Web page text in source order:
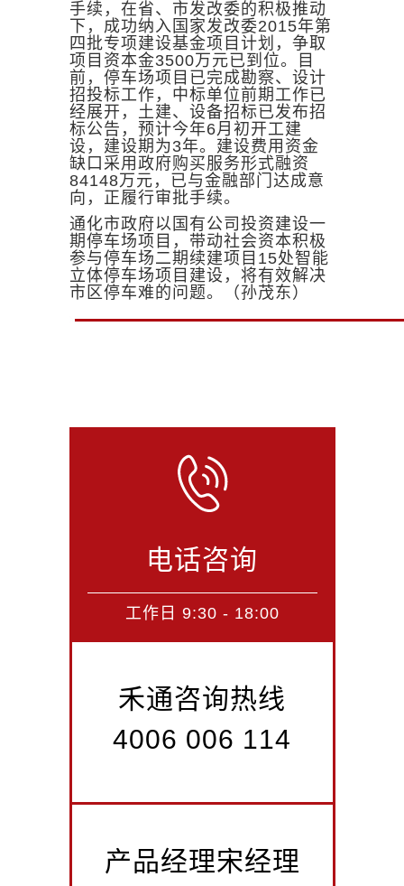
手续，在省、市发改委的积极推动
下，成功纳入国家发改委2015年第
四批专项建设基金项目计划，争取
项目资本金3500万元已到位。目
前，停车场项目已完成勘察、设计
招投标工作，中标单位前期工作已
经展开，土建、设备招标已发布招
标公告，预计今年6月初开工建
设，建设期为3年。建设费用资金
缺口采用政府购买服务形式融资
84148万元，已与金融部门达成意
向，正履行审批手续。
通化市政府以国有公司投资建设一
期停车场项目，带动社会资本积极
参与停车场二期续建项目15处智能
立体停车场项目建设，将有效解决
市区停车难的问题。（孙茂东）
电话咨询
工作日 9:30 - 18:00
禾通咨询热线
4006 006 114
产品经理宋经理